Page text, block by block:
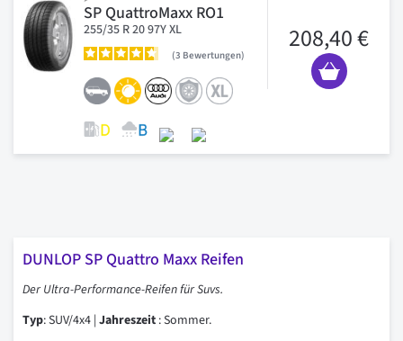
SP QuattroMaxx RO1
255/35 R 20 97Y XL
3 Bewertungen
208,40 €
DUNLOP SP Quattro Maxx Reifen
Der Ultra-Performance-Reifen für Suvs.
Typ: SUV/4x4 | Jahreszeit : Sommer.